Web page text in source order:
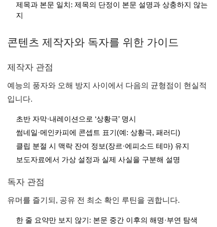
제목과 본문 일치: 제목의 단정이 본문 설명과 상충하지 않는
지
콘텐츠 제작자와 독자를 위한 가이드
제작자 관점
예능의 풍자와 오해 방지 사이에서 다음의 균형점이 현실적
입니다.
초반 자막·내레이션으로 ‘상황극’ 명시
썸네일·메인카피에 콘셉트 표기(예: 상황극, 패러디)
클립 분절 시 맥락 잔여 정보(장르·에피소드 테마) 유지
보도자료에서 가상 설정과 실제 사실을 구분해 설명
독자 관점
유머를 즐기되, 공유 전 최소 확인 루틴을 권합니다.
한 줄 요약만 보지 않기: 본문 중간 이후의 해명·부연 탐색